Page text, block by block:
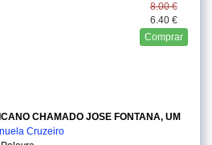
8.00 €
6.40 €
Comprar
CHAMADO JOSE FONTANA, UM
Cruzeiro